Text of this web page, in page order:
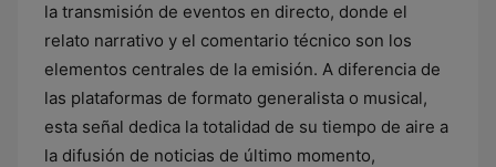
la transmisión de eventos en directo, donde el
relato narrativo y el comentario técnico son los
elementos centrales de la emisión. A diferencia de
las plataformas de formato generalista o musical,
esta señal dedica la totalidad de su tiempo de aire a
la difusión de noticias de último momento,